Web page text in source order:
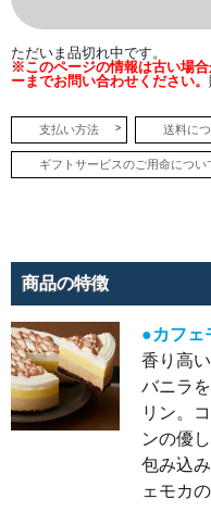
す。
●北
海道
ロー
スト
ポー
旨み
肉を
低温
でじ
っく
り火
を入
れて
旨み
を凝
縮
し、
しっ
とり
ただいま品切れ中です。
※このページの情報は古い場
ーまでお問い合わせください。
支払い方法 送料に
ギフトサービスのご用命につい
商品の特徴
●カフェ
香り高
バニラ
リン。
ンの優
包み込
ェモカ